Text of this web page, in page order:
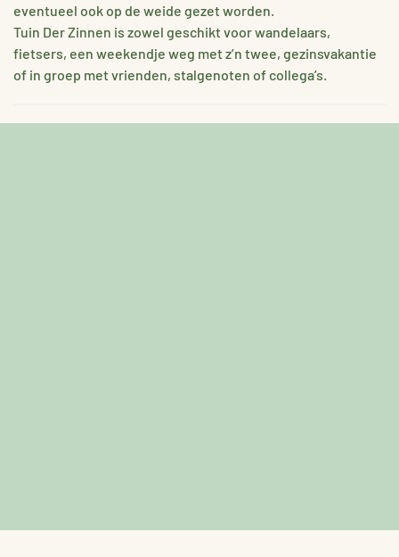
eventueel ook op de weide gezet worden.
Tuin Der Zinnen is zowel geschikt voor wandelaars,
fietsers, een weekendje weg met z’n twee, gezinsvakantie
of in groep met vrienden, stalgenoten of collega’s.